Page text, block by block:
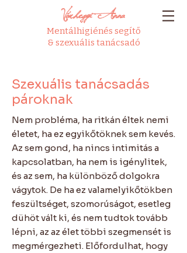
Várhegyi Anna
Mentálhigiénés segítő
& szexuális tanácsadó
Szexuális tanácsadás
pároknak
​Nem probléma, ha ritkán éltek nemi
életet, ha ez egyikőtöknek sem kevés.
Az sem gond, ha nincs intimitás a
kapcsolatban, ha nem is igénylitek,
és az sem, ha különböző dolgokra
vágytok. De ha ez valamelyikőtökben
feszültséget, szomorúságot, esetleg
dühöt vált ki, és nem tudtok tovább
lépni, az az élet többi szegmensét is
megmérgezheti. Előfordulhat, hogy